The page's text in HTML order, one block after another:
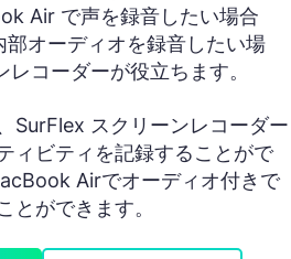
Air で声を録音したい場合
オーディオを録音したい場
コーダーが役立ちます。
SurFlex スクリーンレコーダー
ィビティを記録することがで
Airでオーディオ付きで
とができます。